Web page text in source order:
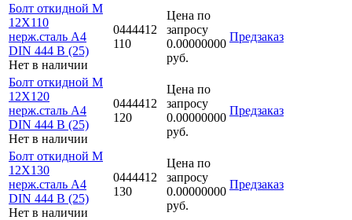
Болт откидной M
12Х110
нерж.сталь A4
DIN 444 B (25)
Нет в наличии
0444412
110
Цена по
запросу
0.00000000
руб.
Предзаказ
Болт откидной M
12Х120
нерж.сталь A4
DIN 444 B (25)
Нет в наличии
0444412
120
Цена по
запросу
0.00000000
руб.
Предзаказ
Болт откидной M
12Х130
нерж.сталь A4
DIN 444 B (25)
Нет в наличии
0444412
130
Цена по
запросу
0.00000000
руб.
Предзаказ